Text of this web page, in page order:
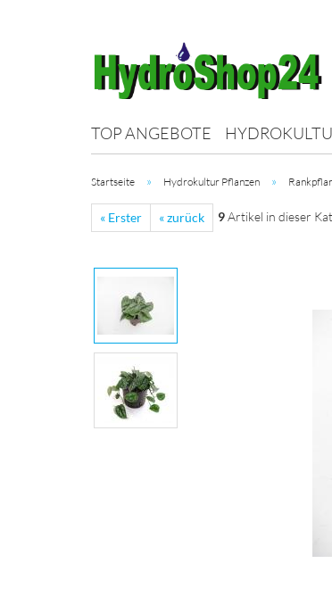
TOP ANGEBOTE
Startseite » Hydrokultur Pflanzen »
« Erster « zurück 9Artikel in dieser